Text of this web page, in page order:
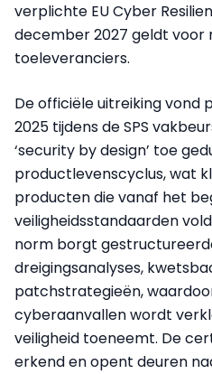
verplichte EU Cyber
december 2027 geldt voor
toeleveranciers.
De officiële uitreiking vond
2025 tijdens de SPS
‘security by design’ toe
productlevenscyclus, wat
producten die vanaf het
veiligheidsstandaarden
norm borgt
dreigingsanalyses,
patchstrategieën,
cyberaanvallen wordt
veiligheid toeneemt. De
erkend en opent deuren